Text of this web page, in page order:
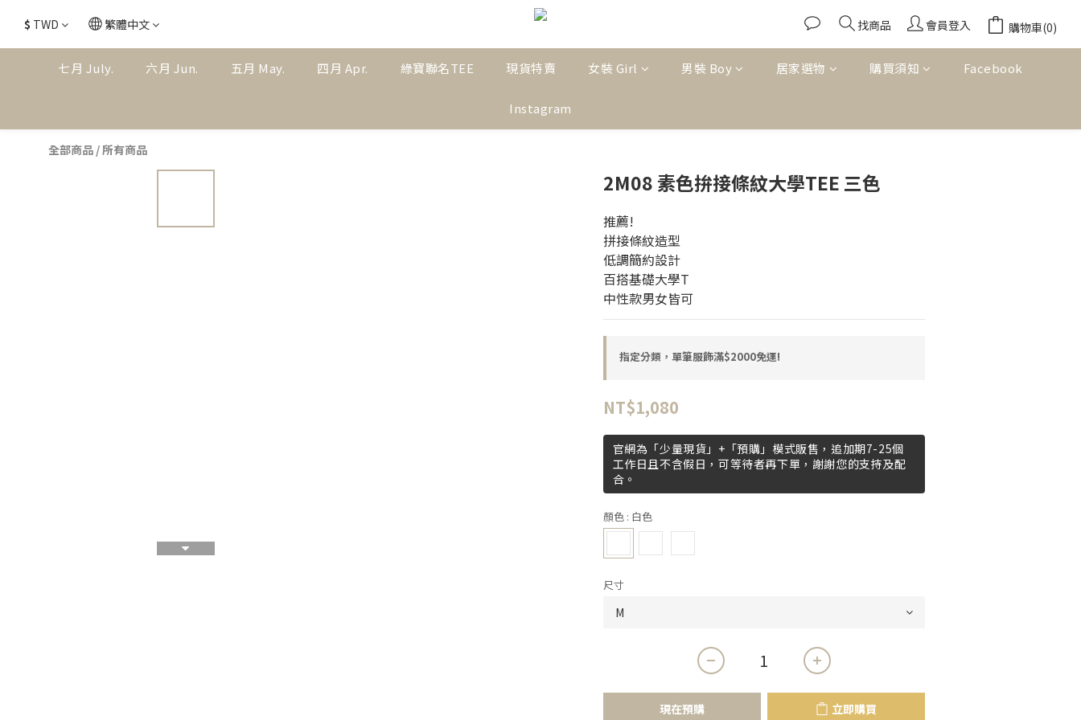
$ TWD 繁體中文 找商品 會員登入 購物車(0)
七月 July. 六月 Jun. 五月 May. 四月 Apr. 綠寶聯名TEE 現貨特賣 女裝 Girl 男裝 Boy 居家選物 購買須知 Facebook
Instagram
全部商品 /所有商品
2M08 素色拚接條紋大學TEE 三色
推薦!
拼接條紋造型
低調簡約設計
百搭基礎大學T
中性款男女皆可
指定分類，單筆服飾滿$2000免運!
NT$1,080
官網為「少量現貨」+「預購」模式販售，追加期7-25個
工作日且不含假日，可等待者再下單，謝謝您的支持及配
合。
顏色 : 白色
尺寸
現在預購 立即購買